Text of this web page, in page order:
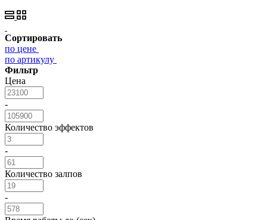
Сортировать
по цене
по артикулу
Фильтр
Цена
-
Количество эффектов
-
Количество залпов
-